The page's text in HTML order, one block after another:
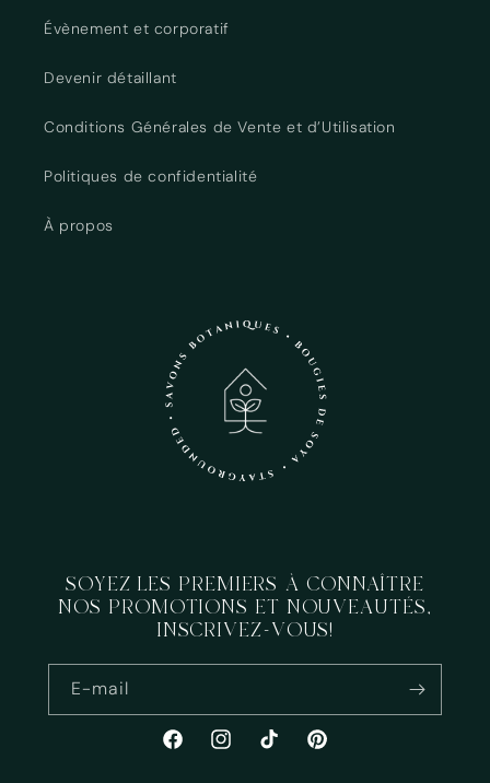
Évènement et corporatif
Devenir détaillant
Conditions Générales de Vente et d’Utilisation
Politiques de confidentialité
À propos
SOYEZ LES PREMIERS À CONNAÎTRE
NOS PROMOTIONS ET NOUVEAUTÉS,
INSCRIVEZ-VOUS!
E-mail
FacebookInstagramTikTok Pinterest